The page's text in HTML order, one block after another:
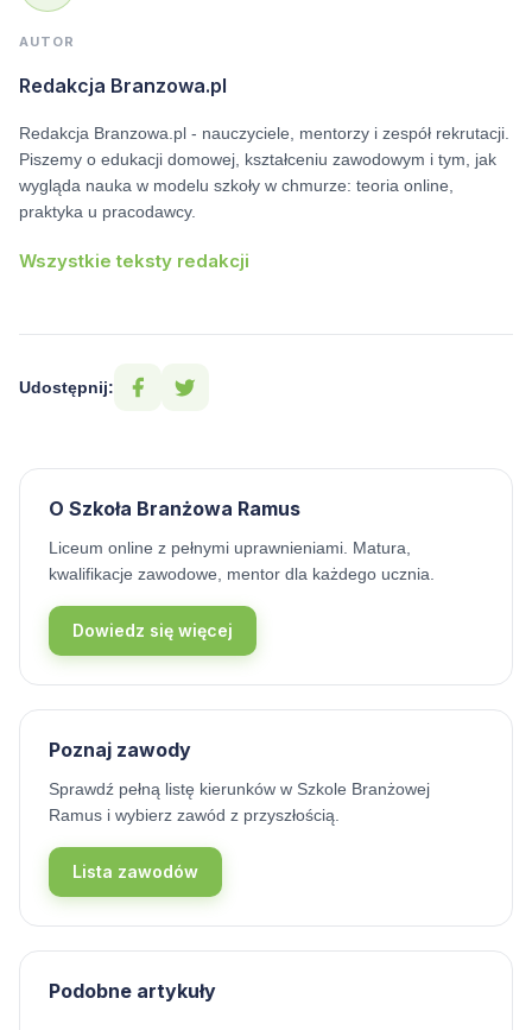
AUTOR
Redakcja Branzowa.pl
Redakcja Branzowa.pl - nauczyciele, mentorzy i zespół rekrutacji.
Piszemy o edukacji domowej, kształceniu zawodowym i tym, jak
wygląda nauka w modelu szkoły w chmurze: teoria online,
praktyka u pracodawcy.
Wszystkie teksty redakcji
Udostępnij:
O Szkoła Branżowa Ramus
Liceum online z pełnymi uprawnieniami. Matura,
kwalifikacje zawodowe, mentor dla każdego ucznia.
Dowiedz się więcej
Poznaj zawody
Sprawdź pełną listę kierunków w Szkole Branżowej
Ramus i wybierz zawód z przyszłością.
Lista zawodów
Podobne artykuły